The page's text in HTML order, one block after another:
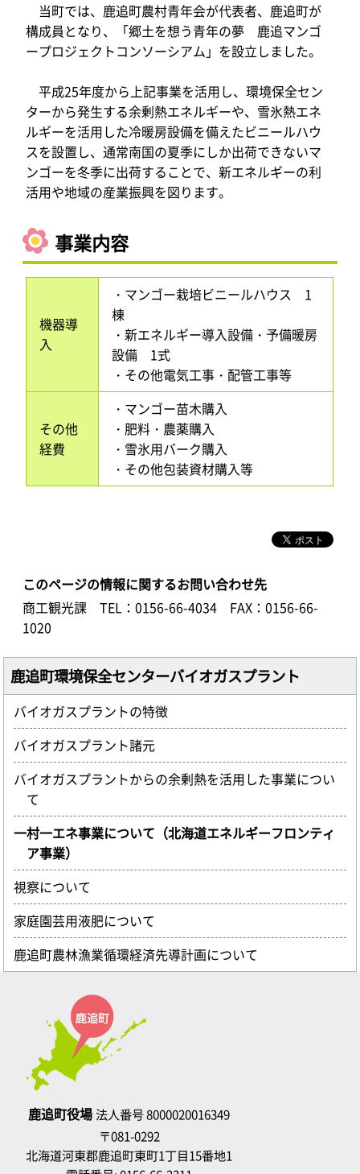
当町では、鹿追町農村青年会が代表者、鹿追町が
構成員となり、「郷土を想う青年の夢 鹿追マンゴ
ープロジェクトコンソーシアム」を設立しました。
平成25年度から上記事業を活用し、環境保全セン
ターから発生する余剰熱エネルギーや、雪氷熱エネ
ルギーを活用した冷暖房設備を備えたビニールハウ
スを設置し、通常南国の夏季にしか出荷できないマ
ンゴーを冬季に出荷することで、新エネルギーの利
活用や地域の産業振興を図ります。
事業内容
機器導
入
・マンゴー栽培ビニールハウス 1
棟
・新エネルギー導入設備・予備暖房
設備 1式
・その他電気工事・配管工事等
その他
経費
・マンゴー苗木購入
・肥料・農薬購入
・雪氷用バーク購入
・その他包装資材購入等
このページの情報に関するお問い合わせ先
商工観光課
TEL：0156-66-4034
FAX：0156-66-
1020
鹿追町環境保全センターバイオガスプラント
バイオガスプラントの特徴
バイオガスプラント諸元
バイオガスプラントからの余剰熱を活用した事業につい
て
一村一エネ事業について（北海道エネルギーフロンティ
ア事業）
視察について
家庭園芸用液肥について
鹿追町農林漁業循環経済先導計画について
鹿追町役場法人番号 8000020016349
〒081-0292
北海道河東郡鹿追町東町1丁目15番地1